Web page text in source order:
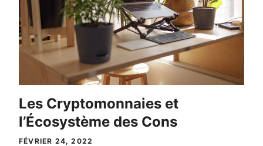
Les Cryptomonnaies et
l’Écosystème des Cons
FÉVRIER 24, 2022